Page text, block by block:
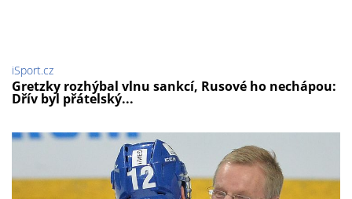
iSport.cz
Gretzky rozhýbal vlnu sankcí, Rusové ho nechápou:
Dřív byl přátelský...